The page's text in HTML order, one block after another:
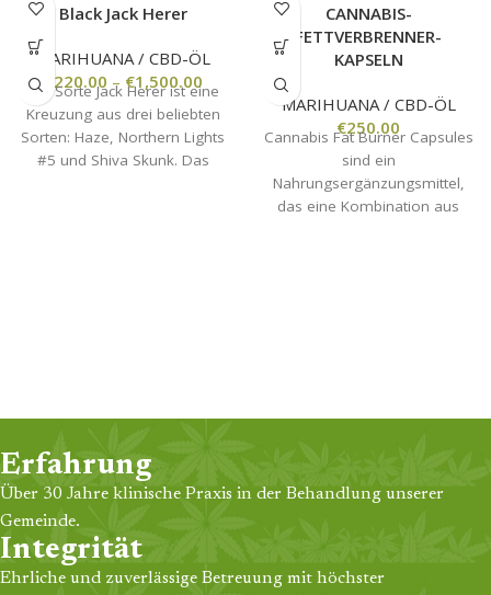
Black Jack Herer
MARIHUANA / CBD-ÖL
220.00 – €1,500.00
Die Sorte Jack Herer ist eine
Kreuzung aus drei beliebten
Sorten: Haze, Northern Lights
#5 und Shiva Skunk. Das
CANNABIS-
FETTVERBRENNER-
KAPSELN
MARIHUANA / CBD-ÖL
€250.00
Cannabis Fat Burner Capsules
sind ein
Nahrungsergänzungsmittel,
das eine Kombination aus
Erfahrung
Über 30 Jahre klinische Praxis in der Behandlung unserer
Gemeinde.
Integrität
Ehrliche und zuverlässige Betreuung mit höchster